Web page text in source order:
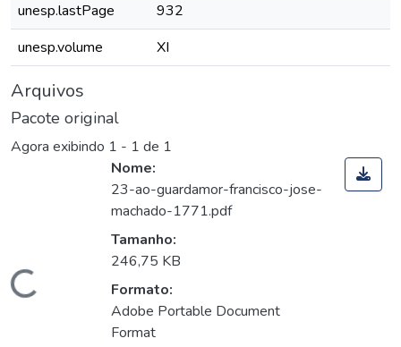
unesp.lastPage
932
unesp.volume
XI
Arquivos
Pacote original
Agora exibindo 1 - 1 de 1
Carregando...
Nome:
23-ao-guardamor-francisco-jose-
machado-1771.pdf
Tamanho:
246,75 KB
Formato:
Adobe Portable Document
Format